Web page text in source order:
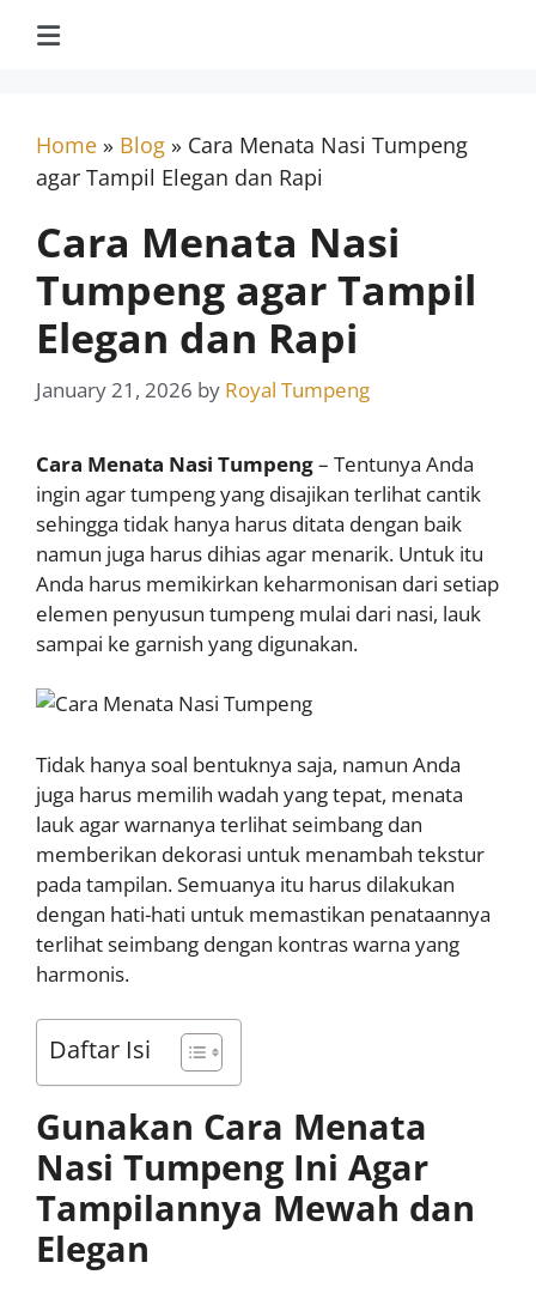
Home » Blog » Cara Menata Nasi Tumpeng
agar Tampil Elegan dan Rapi
Cara Menata Nasi
Tumpeng agar Tampil
Elegan dan Rapi
January 21, 2026 by Royal Tumpeng
Cara Menata Nasi Tumpeng– Tentunya Anda
ingin agar tumpeng yang disajikan terlihat cantik
sehingga tidak hanya harus ditata dengan baik
namun juga harus dihias agar menarik. Untuk itu
Anda harus memikirkan keharmonisan dari setiap
elemen penyusun tumpeng mulai dari nasi, lauk
sampai ke garnish yang digunakan.
Tidak hanya soal bentuknya saja, namun Anda
juga harus memilih wadah yang tepat, menata
lauk agar warnanya terlihat seimbang dan
memberikan dekorasi untuk menambah tekstur
pada tampilan. Semuanya itu harus dilakukan
dengan hati-hati untuk memastikan penataannya
terlihat seimbang dengan kontras warna yang
harmonis.
Daftar Isi
Gunakan Cara Menata
Nasi Tumpeng Ini Agar
Tampilannya Mewah dan
Elegan